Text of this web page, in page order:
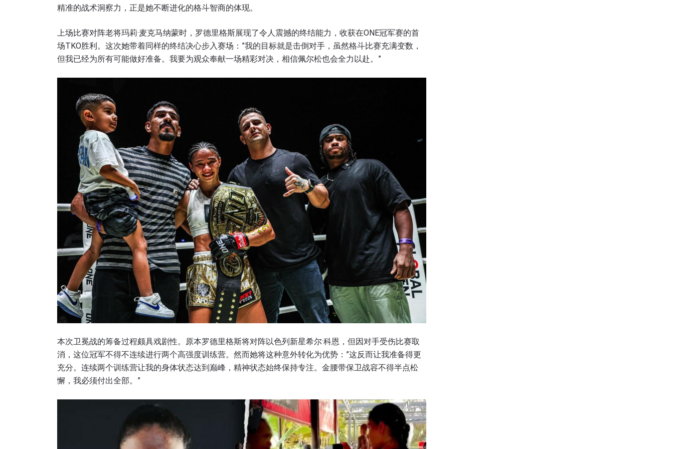
精准的战术洞察力，正是她不断进化的格斗智商的体现。
上场比赛对阵老将玛莉·麦克马纳蒙时，罗德里格斯展现了令人震撼的终结能力，收获在ONE冠军赛的首
场TKO胜利。这次她带着同样的终结决心步入赛场：”我的目标就是击倒对手，虽然格斗比赛充满变数，
但我已经为所有可能做好准备。我要为观众奉献一场精彩对决，相信佩尔松也会全力以赴。”
本次卫冕战的筹备过程颇具戏剧性。原本罗德里格斯将对阵以色列新星希尔·科恩，但因对手受伤比赛取
消，这位冠军不得不连续进行两个高强度训练营。然而她将这种意外转化为优势：”这反而让我准备得更
充分。连续两个训练营让我的身体状态达到巅峰，精神状态始终保持专注。金腰带保卫战容不得半点松
懈，我必须付出全部。”
查看集锦
名字
订阅